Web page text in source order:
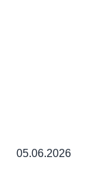
05.06.2026